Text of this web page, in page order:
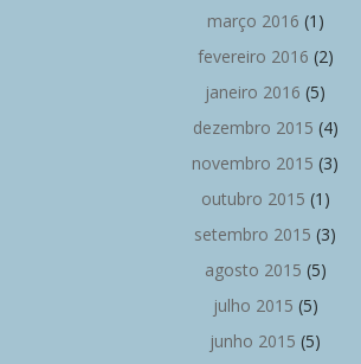
março 2016 (1)
fevereiro 2016 (2)
janeiro 2016 (5)
dezembro 2015 (4)
novembro 2015 (3)
outubro 2015 (1)
setembro 2015 (3)
agosto 2015 (5)
julho 2015 (5)
junho 2015 (5)